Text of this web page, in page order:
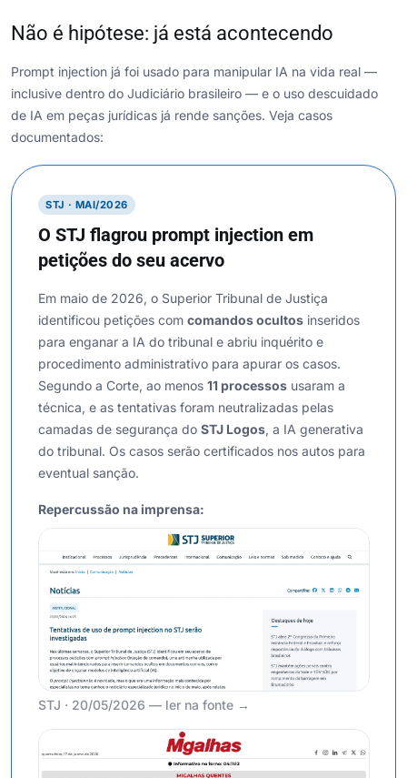
Não é hipótese: já está acontecendo
Prompt injection já foi usado para manipular IA na vida real —
inclusive dentro do Judiciário brasileiro — e o uso descuidado
de IA em peças jurídicas já rende sanções. Veja casos
documentados:
STJ · MAI/2026
O STJ flagrou prompt injection em
petições do seu acervo
Em maio de 2026, o Superior Tribunal de Justiça
identificou petições com comandos ocultosinseridos
para enganar a IA do tribunal e abriu inquérito e
procedimento administrativo para apurar os casos.
Segundo a Corte, ao menos 11 processosusaram a
técnica, e as tentativas foram neutralizadas pelas
camadas de segurança do STJ Logos, a IA generativa
do tribunal. Os casos serão certificados nos autos para
eventual sanção.
Repercussão na imprensa:
STJ · 20/05/2026 — ler na fonte →